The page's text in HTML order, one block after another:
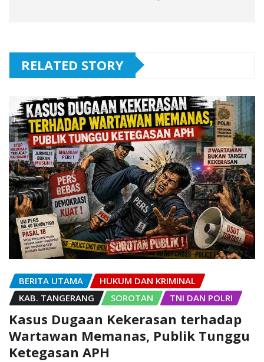
RELATED STORY
BERITA UTAMA
HUKUM DAN KRIMINAL
KAB. TANGERANG
SOROTAN TNI DAN POLRI
Kasus Dugaan Kekerasan terhadap
Wartawan Memanas, Publik Tunggu
Ketegasan APH